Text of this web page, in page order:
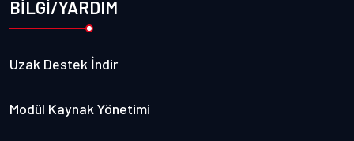
BİLGİ/YARDIM
Uzak Destek İndir
Modül Kaynak Yönetimi